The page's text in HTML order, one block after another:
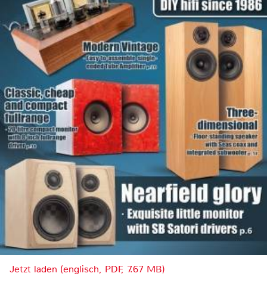
Jetzt laden (englisch, PDF, 7.67 MB)